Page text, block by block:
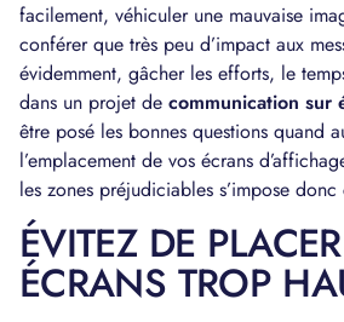
facilement, véhiculer une mauvaise
conférer que très peu d’impact aux
évidemment, gâcher les efforts, le
dans un projet de communication sur
être posé les bonnes questions quand
l’emplacement de vos écrans
les zones préjudiciables s’impose
ÉVITEZ DE
ÉCRANS TROP